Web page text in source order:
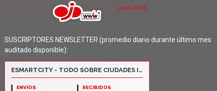
SUSCRIPTORES NEWSLETTER (promedio diario durante último mes
auditado disponible):